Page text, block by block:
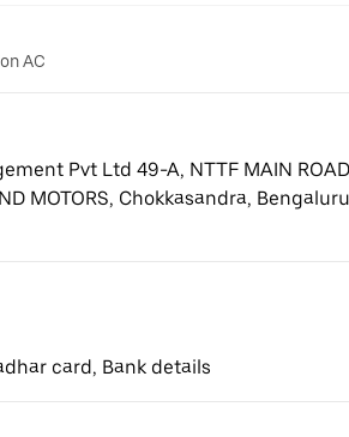
AC
Pvt Ltd 49-A, NTTF MAIN
MOTORS, Chokkasandra,
card, Bank details